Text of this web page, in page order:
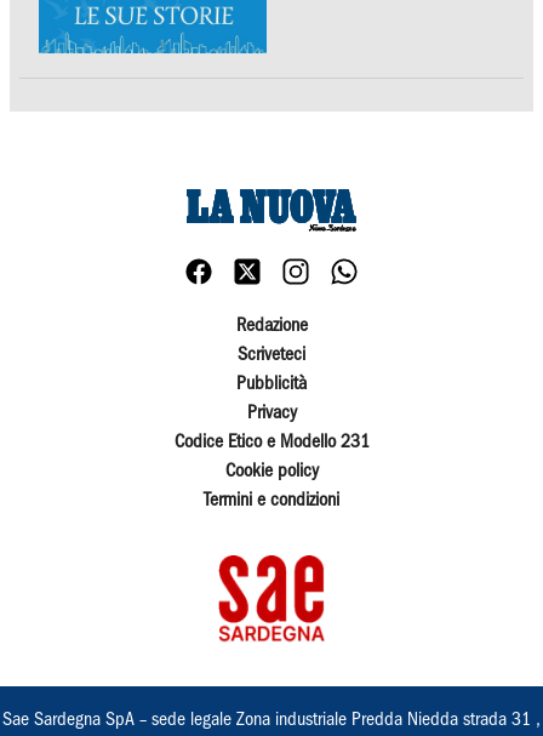
Redazione
Scriveteci
Pubblicità
Privacy
Codice Etico e Modello 231
Cookie policy
Termini e condizioni
Sae Sardegna SpA – sede legale Zona industriale Predda Niedda strada 31 ,